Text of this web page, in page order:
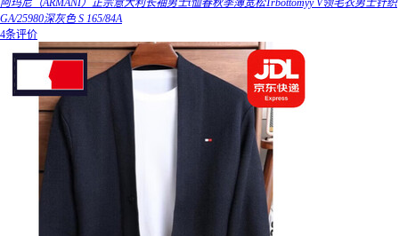
阿玛尼（ARMANI）正宗意大利长袖男士t恤春秋季薄宽松Trbottomyy V领毛衣男士针织
GA/25980深灰色 S 165/84A
4条评价